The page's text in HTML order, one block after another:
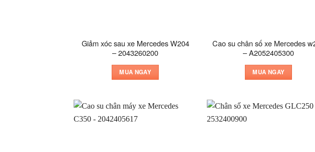
Giảm xóc sau xe Mercedes W204
– 2043260200
MUA NGAY
Cao su chân số xe Mercedes
– A2052405300
MUA NGAY